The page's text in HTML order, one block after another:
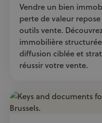
Vendre un bien
perte de valeur
outils vente.
immobilière
diffusion ciblée et
réussir votre vente.